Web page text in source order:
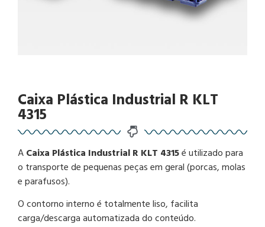
Caixa Plástica Industrial R KLT
4315
ACaixa Plástica Industrial R KLT 4315é utilizado para
o transporte de pequenas peças em geral (porcas, molas
e parafusos).
O contorno interno é totalmente liso, facilita
carga/descarga automatizada do conteúdo.